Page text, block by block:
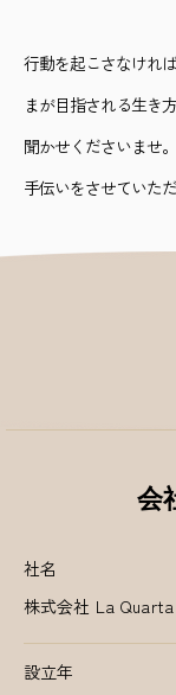
行動を起こさなけれ
まが目指される生き
聞かせくださいませ
手伝いをさせていただ
会
社名
株式会社 La Quarta
設立年